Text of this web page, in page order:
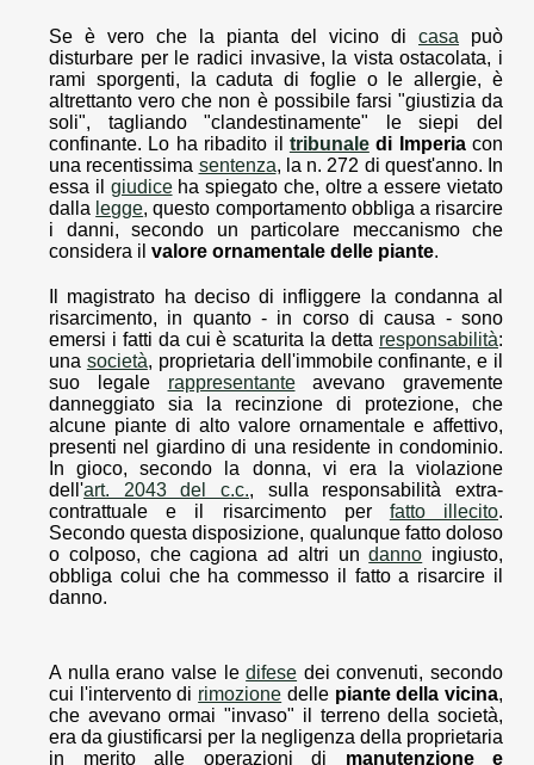
Se è vero che la pianta del vicino di casa può
disturbare per le radici invasive, la vista ostacolata, i
rami sporgenti, la caduta di foglie o le allergie, è
altrettanto vero che non è possibile farsi "giustizia da
soli", tagliando "clandestinamente" le siepi del
confinante. Lo ha ribadito il tribunaledi Imperia con
una recentissima sentenza, la n. 272 di quest'anno. In
essa il giudiceha spiegato che, oltre a essere vietato
dalla legge, questo comportamento obbliga a risarcire
i danni, secondo un particolare meccanismo che
considera il valore ornamentale delle piante.
Il magistrato ha deciso di infliggere la condanna al
risarcimento, in quanto - in corso di causa - sono
emersi i fatti da cui è scaturita la detta responsabilità:
una società, proprietaria dell'immobile confinante, e il
suo legale rappresentanteavevano gravemente
danneggiato sia la recinzione di protezione, che
alcune piante di alto valore ornamentale e affettivo,
presenti nel giardino di una residente in condominio.
In gioco, secondo la donna, vi era la violazione
dell'art. 2043 del c.c., sulla responsabilità extra-
contrattuale e il risarcimento per fatto illecito.
Secondo questa disposizione, qualunque fatto doloso
o colposo, che cagiona ad altri undanno ingiusto,
obbliga colui che ha commesso il fatto a risarcire il
danno.
A nulla erano valse ledifese dei convenuti, secondo
cui l'intervento di rimozione delle piante della vicina,
che avevano ormai "invaso" il terreno della società,
era da giustificarsi per la negligenza della proprietaria
in merito alle operazioni di manutenzione e